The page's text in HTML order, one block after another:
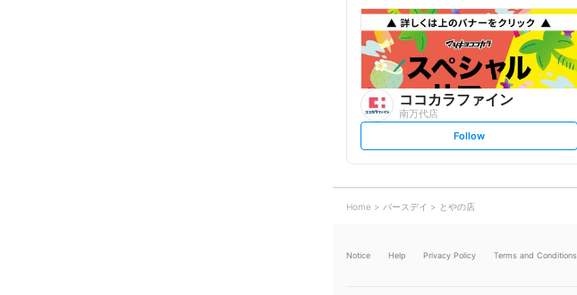
l
o
w
ココカラファイン
南万代店
s
t
o
w
Follow
Home バースデイ とやの店
Notice Help Privacy Policy Terms and Conditions